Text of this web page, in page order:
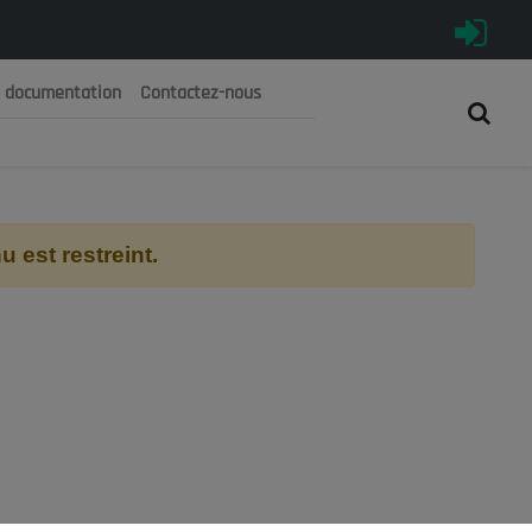
الجزائرية الديمقراطية الشعبية
documentation Contactez-nous
est restreint.